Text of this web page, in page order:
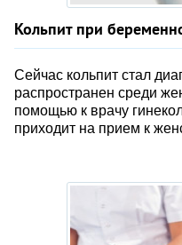
Кольпит при
Сейчас кольпит стал
распространен среди
помощью к врачу
приходит на прием к